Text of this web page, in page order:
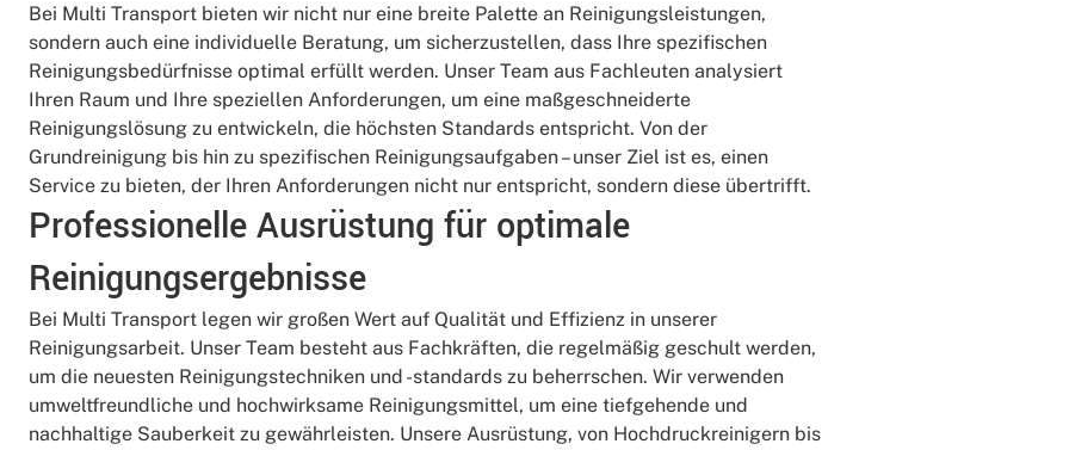
Bei Multi Transport bieten wir nicht nur eine breite Palette an Reinigungsleistungen,
sondern auch eine individuelle Beratung, um sicherzustellen, dass Ihre spezifischen
Reinigungsbedürfnisse optimal erfüllt werden. Unser Team aus Fachleuten analysiert
Ihren Raum und Ihre speziellen Anforderungen, um eine maßgeschneiderte
Reinigungslösung zu entwickeln, die höchsten Standards entspricht. Von der
Grundreinigung bis hin zu spezifischen Reinigungsaufgaben – unser Ziel ist es, einen
Service zu bieten, der Ihren Anforderungen nicht nur entspricht, sondern diese übertrifft.
Professionelle Ausrüstung für optimale
Reinigungsergebnisse
Bei Multi Transport legen wir großen Wert auf Qualität und Effizienz in unserer
Reinigungsarbeit. Unser Team besteht aus Fachkräften, die regelmäßig geschult werden,
um die neuesten Reinigungstechniken und -standards zu beherrschen. Wir verwenden
umweltfreundliche und hochwirksame Reinigungsmittel, um eine tiefgehende und
nachhaltige Sauberkeit zu gewährleisten. Unsere Ausrüstung, von Hochdruckreinigern bis